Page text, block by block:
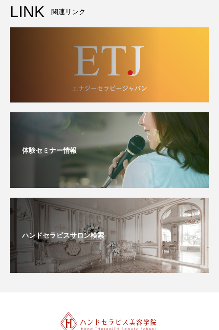
LINK 関連リンク
体験セミナー情報
ハンドセラピスサロン検索